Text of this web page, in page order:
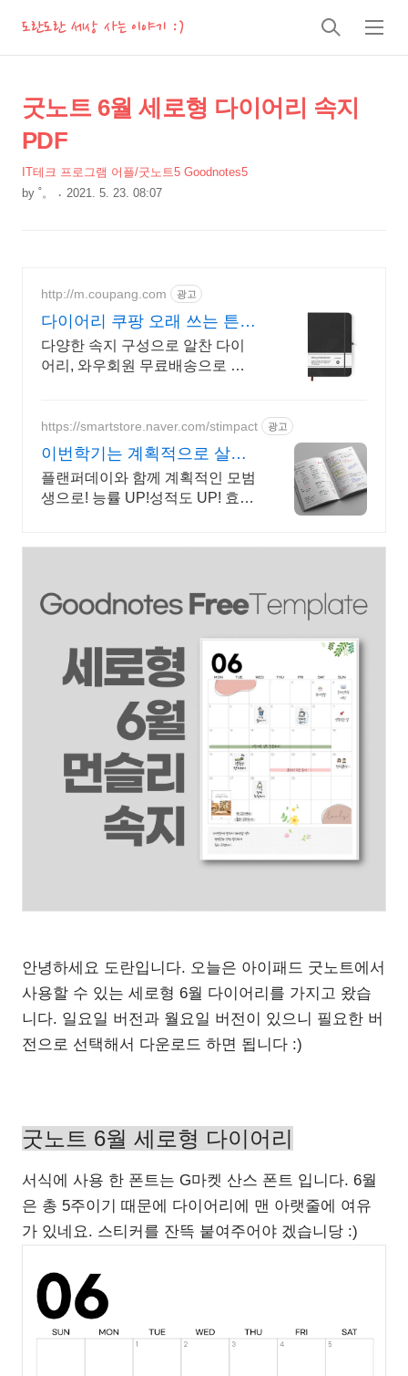
도란도란 세상 사는 이야기 :)
검
메
상
컨
텐
츠
본
문
제
목
굿노트 6월 세로형 다이어리 속지
PDF
IT테크 프로그램 어플/굿노트5 Goodnotes5
by ˚。 2021. 5. 23. 08:07
http://m.coupang.com 광고
다이어리 쿠팡 오래 쓰는 튼튼
한 다이어리
다양한 속지 구성으로 알찬 다이
어리, 와우회원 무료배송으로 편
https://smartstore.naver.com/stimpact 광고
이번학기는 계획적으로 살자!
3개월분 다이어리
플랜퍼데이와 함께 계획적인 모범
생으로! 능률 UP!성적도 UP! 효율
안녕하세요 도란입니다. 오늘은 아이패드 굿노트에서
사용할 수 있는 세로형 6월 다이어리를 가지고 왔습
니다. 일요일 버전과 월요일 버전이 있으니 필요한 버
전으로 선택해서 다운로드 하면 됩니다 :)
굿노트 6월 세로형 다이어리
서식에 사용 한 폰트는 G마켓 산스 폰트 입니다. 6월
은 총 5주이기 때문에 다이어리에 맨 아랫줄에 여유
가 있네요. 스티커를 잔뜩 붙여주어야 겠습니당 :)